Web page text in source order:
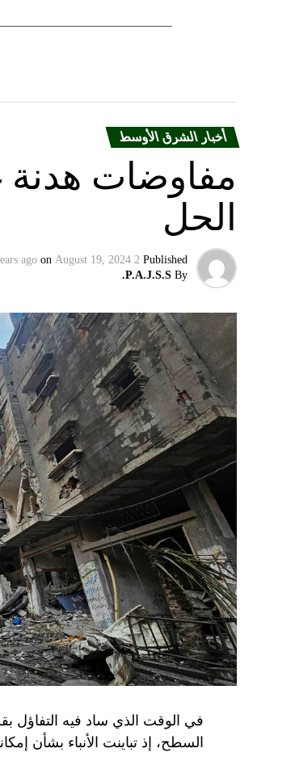
أخبار الشرق الأوسط
مفاوضات هدنة
الحل
Published
2 years ago
on August 19, 2024
By
P.A.J.S.S.
في الوقت الذي ساد فيه التفاؤل
السطح، إذ تباينت الأنباء بشأن